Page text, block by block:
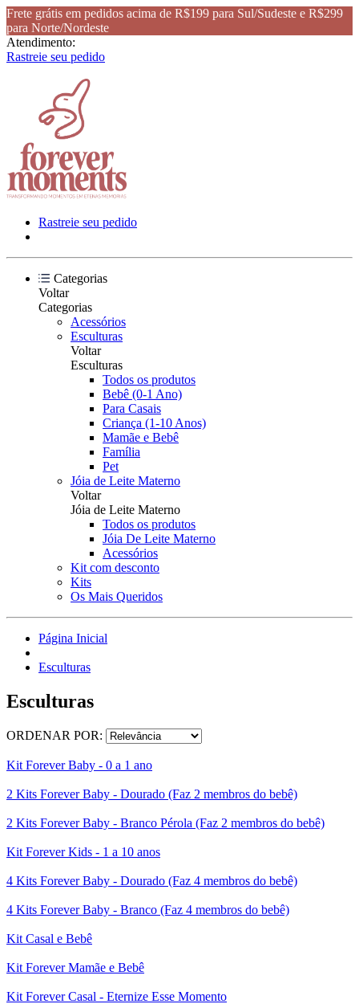
Frete grátis em pedidos acima de R$199 para Sul/Sudeste e R$299
para Norte/Nordeste
Atendimento:
Rastreie seu pedido
Rastreie seu pedido
Categorias
Voltar
Categorias
Acessórios
Esculturas
Voltar
Esculturas
Todos os produtos
Bebê (0-1 Ano)
Para Casais
Criança (1-10 Anos)
Mamãe e Bebê
Família
Pet
Jóia de Leite Materno
Voltar
Jóia de Leite Materno
Todos os produtos
Jóia De Leite Materno
Acessórios
Kit com desconto
Kits
Os Mais Queridos
Página Inicial
Esculturas
Esculturas
ORDENAR POR:
Kit Forever Baby - 0 a 1 ano
2 Kits Forever Baby - Dourado (Faz 2 membros do bebê)
2 Kits Forever Baby - Branco Pérola (Faz 2 membros do bebê)
Kit Forever Kids - 1 a 10 anos
4 Kits Forever Baby - Dourado (Faz 4 membros do bebê)
4 Kits Forever Baby - Branco (Faz 4 membros do bebê)
Kit Casal e Bebê
Kit Forever Mamãe e Bebê
Kit Forever Casal - Eternize Esse Momento